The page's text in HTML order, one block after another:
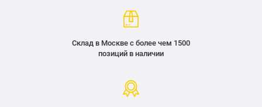
Склад в Москве с более чем 1500
позиций в наличии